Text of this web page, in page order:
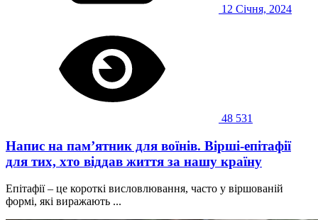
12 Січня, 2024
48 531
Напис на пам’ятник для воїнів. Вірші-епітафії
для тих, хто віддав життя за нашу країну
Епітафії – це короткі висловлювання, часто у віршованій
формі, які виражають ...